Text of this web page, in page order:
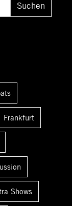
Suchen
Frankfurt
Shows